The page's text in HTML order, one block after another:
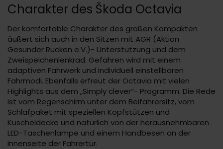
Charakter des Škoda Octavia
Der komfortable Charakter des großen Kompakten
äußert sich auch in den Sitzen mit AGR (Aktion
Gesunder Rücken e.V.)- Unterstützung und dem
Zweispeichenlenkrad. Gefahren wird mit einem
adaptiven Fahrwerk und individuell einstellbaren
Fahrmodi. Ebenfalls erfreut der Octavia mit vielen
Highlights aus dem „Simply clever“- Programm. Die Rede
ist vom Regenschirm unter dem Beifahrersitz, vom
Schlafpaket mit speziellen Kopfstützen und
Kuscheldecke und natürlich von der herausnehmbaren
LED-Taschenlampe und einem Handbesen an der
Innenseite der Fahrertür.